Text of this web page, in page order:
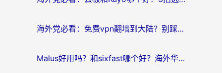
海外党必看：免费vpn翻墙到大陆？别踩坑！教你选对回国加速器无缝追剧玩游戏
Malus好用吗？和sixfast哪个好？海外华人亲测3款热门回国加速器，附排名指南